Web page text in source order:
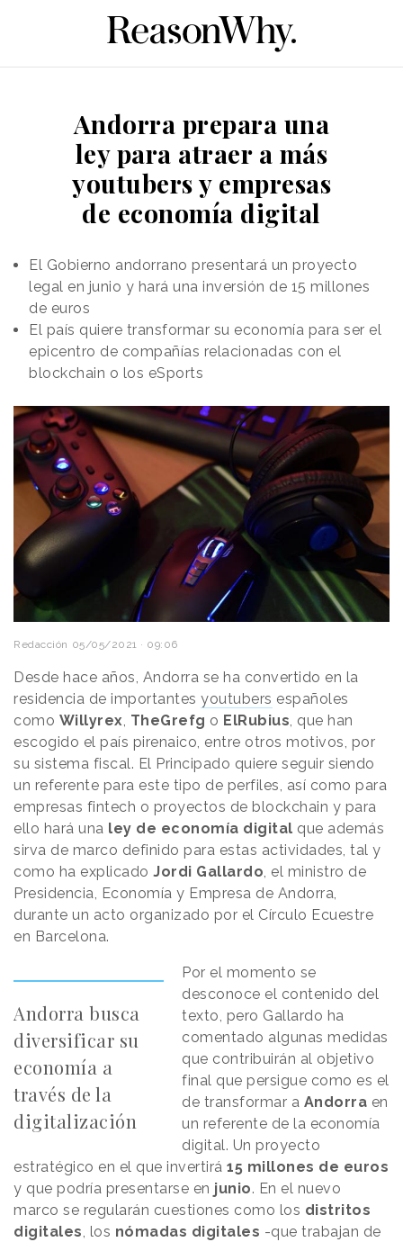
Andorra prepara una
ley para atraer a más
youtubers y empresas
de economía digital
El Gobierno andorrano presentará un proyecto
legal en junio y hará una inversión de 15 millones
de euros
El país quiere transformar su economía para ser el
epicentro de compañías relacionadas con el
blockchain o los eSports
Redacción 05/05/2021 · 09:06
Desde hace años, Andorra se ha convertido en la
residencia de importantes youtubers españoles
como Willyrex, TheGrefg o ElRubius, que han
escogido el país pirenaico, entre otros motivos, por
su sistema fiscal. El Principado quiere seguir siendo
un referente para este tipo de perfiles, así como para
empresas fintech o proyectos de blockchain y para
ello hará una ley de economía digital que además
sirva de marco definido para estas actividades, tal y
como ha explicado Jordi Gallardo, el ministro de
Presidencia, Economía y Empresa de Andorra,
durante un acto organizado por el Círculo Ecuestre
en Barcelona.
Andorra busca
diversificar su
economía a
través de la
digitalización
Por el momento se
desconoce el contenido del
texto, pero Gallardo ha
comentado algunas medidas
que contribuirán al objetivo
final que persigue como es el
de transformar a Andorra en
un referente de la economía
digital. Un proyecto
estratégico en el que invertirá 15 millones de euros
y que podría presentarse en junio. En el nuevo
marco se regularán cuestiones como los distritos
digitales, los nómadas digitales -que trabajan de